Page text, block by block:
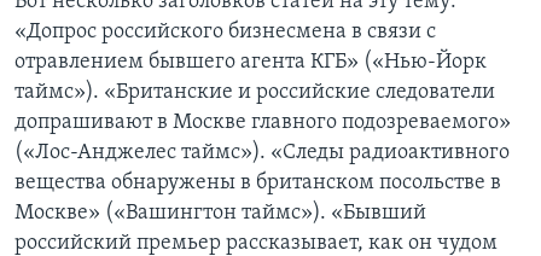
«Допрос российского бизнесмена в связи с
отравлением бывшего агента КГБ» («Нью-Йорк
таймс»). «Британские и российские следователи
допрашивают в Москве главного подозреваемого»
(«Лос-Анджелес таймс»). «Следы радиоактивного
вещества обнаружены в британском посольстве в
Москве» («Вашингтон таймс»). «Бывший
российский премьер рассказывает, как он чудом